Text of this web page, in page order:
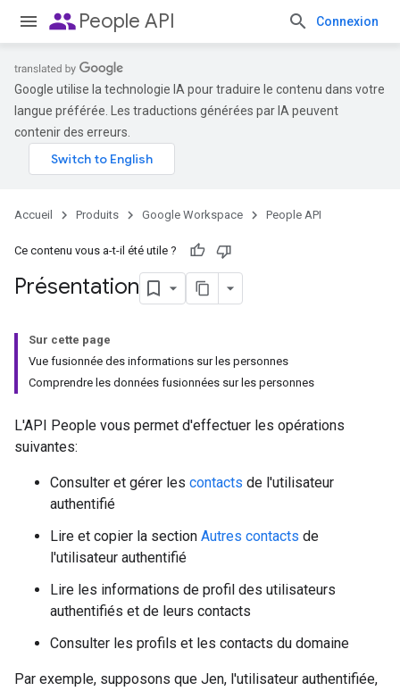
peoplePeople API Connexion
Google utilise la technologie IA pour traduire le contenu dans votre
langue préférée. Les traductions générées par IA peuvent
contenir des erreurs.
Accueil Produits Google Workspace People API
Ce contenu vous a-t-il été utile ?
Présentation
Sur cette page
Vue fusionnée des informations sur les personnes
Comprendre les données fusionnées sur les personnes
L'API People vous permet d'effectuer les opérations
suivantes:
Consulter et gérer les contacts de l'utilisateur
authentifié
Lire et copier la section Autres contacts de
l'utilisateur authentifié
Lire les informations de profil des utilisateurs
authentifiés et de leurs contacts
Consulter les profils et les contacts du domaine
Par exemple, supposons que Jen, l'utilisateur authentifiée,